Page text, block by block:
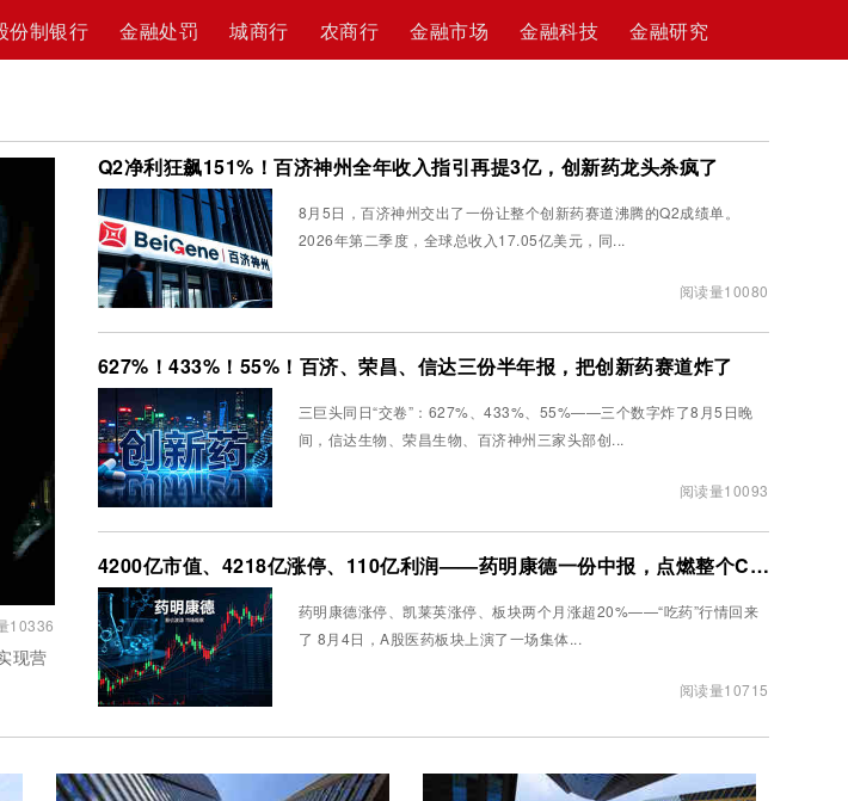
份制银行 金融处罚 城商行 农商行 金融市场 金融科技 金融研究
10336
现营
Q2净利狂飙151%！百济神州全年收入指引再提3亿，创新药龙头杀疯了
8月5日，百济神州交出了一份让整个创新药赛道沸腾的Q2成绩单。
2026年第二季度，全球总收入17.05亿美元，同...
阅读量10080
627%！433%！55%！百济、荣昌、信达三份半年报，把创新药赛道炸了
三巨头同日“交卷”：627%、433%、55%——三个数字炸了8月5日晚
间，信达生物、荣昌生物、百济神州三家头部创...
阅读量10093
4200亿市值、4218亿涨停、110亿利润——药明康德一份中报，点燃整个CXO赛道
药明康德涨停、凯莱英涨停、板块两个月涨超20%——“吃药”行情回来
了 8月4日，A股医药板块上演了一场集体...
阅读量10715